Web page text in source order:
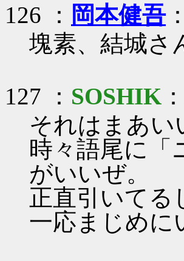
126 ： 岡本健吾
塊素、結城さ
127 ： SOSHIK
それはまあい
時々語尾に「
がいいぜ。
正直引いてる
一応まじめに